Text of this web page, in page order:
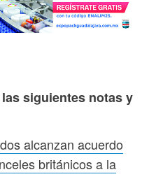
siguientes notas y
alcanzan acuerdo
británicos a la